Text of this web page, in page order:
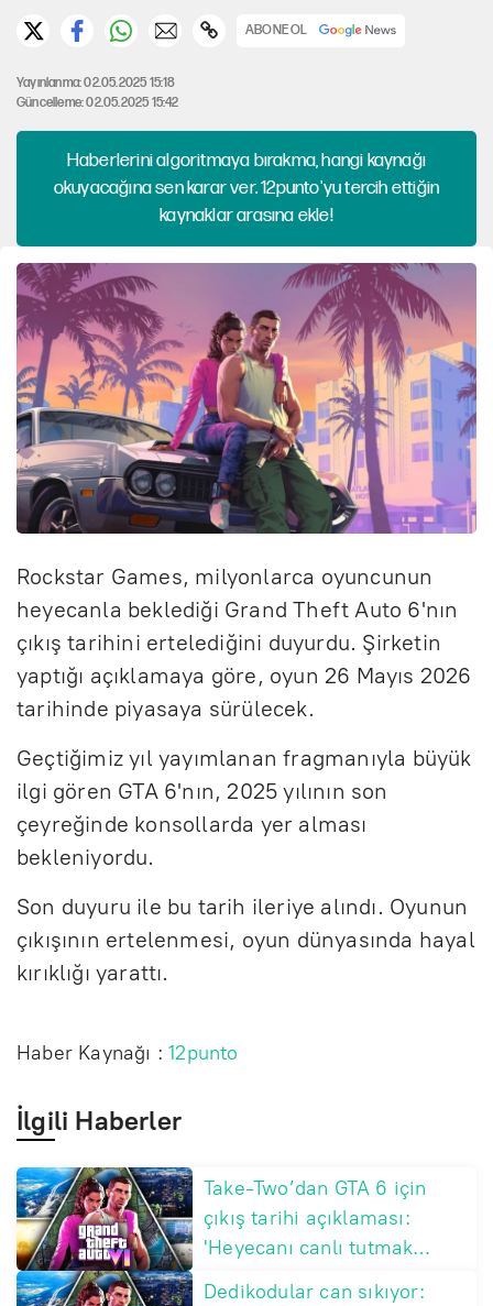
ABONE OL
Yayınlanma: 02.05.2025 15:18
Güncelleme: 02.05.2025 15:42
Haberlerini algoritmaya bırakma, hangi kaynağı
okuyacağına sen karar ver. 12punto'yu tercih ettiğin
kaynaklar arasına ekle!
Rockstar Games, milyonlarca oyuncunun
heyecanla beklediği Grand Theft Auto 6'nın
çıkış tarihini ertelediğini duyurdu. Şirketin
yaptığı açıklamaya göre, oyun 26 Mayıs 2026
tarihinde piyasaya sürülecek.
Geçtiğimiz yıl yayımlanan fragmanıyla büyük
ilgi gören GTA 6'nın, 2025 yılının son
çeyreğinde konsollarda yer alması
bekleniyordu.
Son duyuru ile bu tarih ileriye alındı. Oyunun
çıkışının ertelenmesi, oyun dünyasında hayal
kırıklığı yarattı.
Haber Kaynağı :12punto
İlgili Haberler
Take-Two’dan GTA 6 için
çıkış tarihi açıklaması:
'Heyecanı canlı tutmak
Dedikodular can sıkıyor: